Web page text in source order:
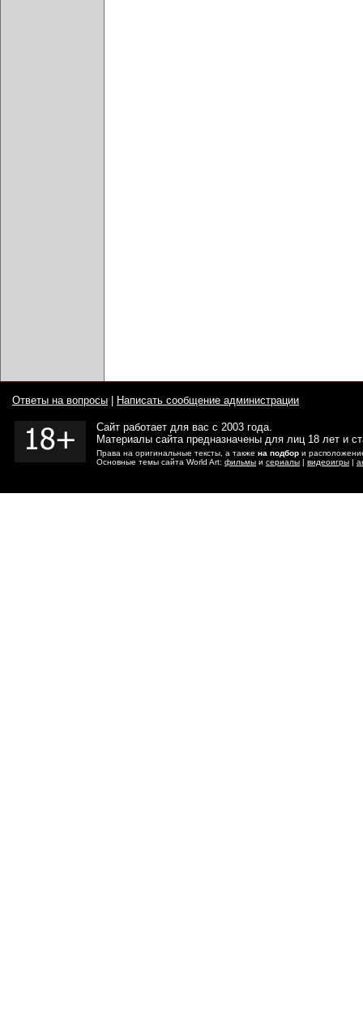
Ответы на вопросы Написать сообщение администрации
Сайт работает для вас с 2003 года.
Материалы сайта предназначены для лиц 18 лет и
Права на оригинальные тексты, а также на подбор и
Основные темы сайта World Art: фильмы и сериалы | видеоигры |